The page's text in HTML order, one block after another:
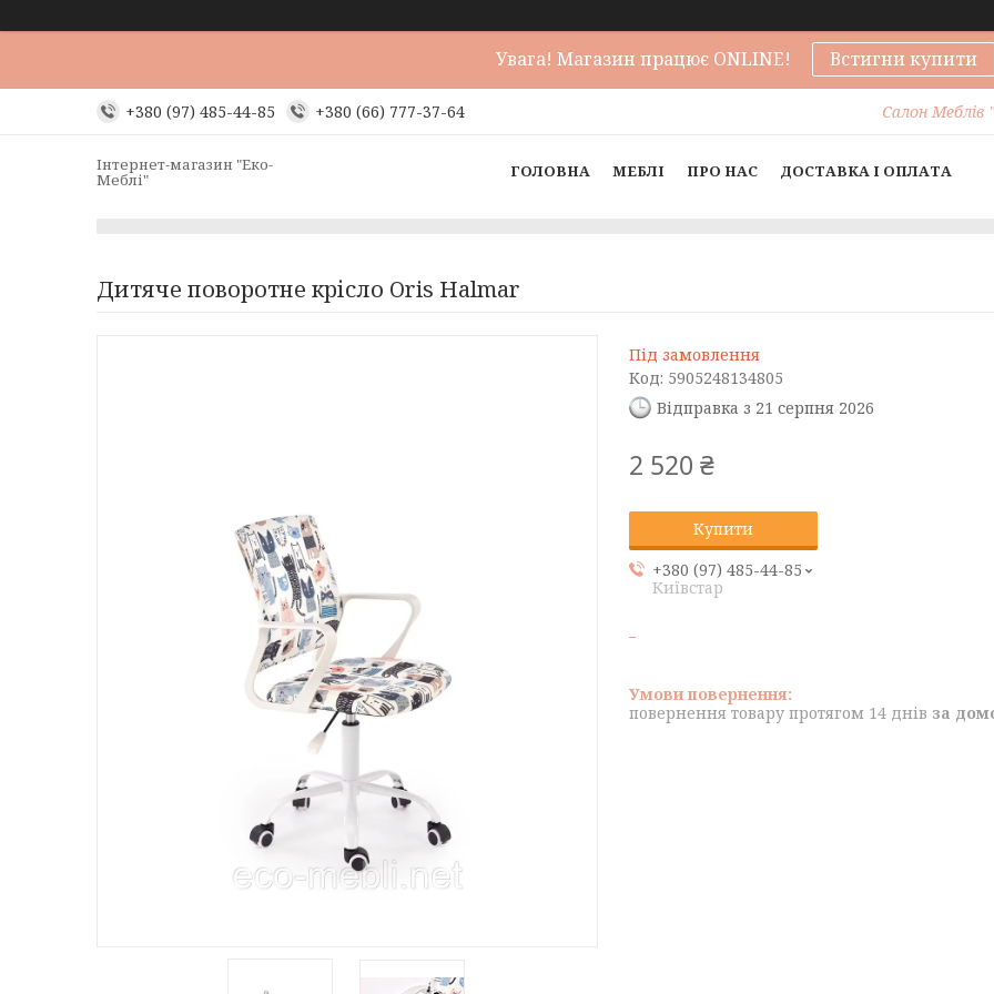
Увага! Магазин працює ONLINE! Встигни купити
+380 (97) 485-44-85 +380 (66) 777-37-64 Салон Меблів
Інтернет-магазин "Еко-
Меблі" ГОЛОВНА МЕБЛІ ПРО НАС ДОСТАВКА І ОПЛАТА
Дитяче поворотне крісло Oris Halmar
Під замовлення
Код: 5905248134805
Відправка з 21 серпня 2026
2 520 ₴
Купити
+380 (97) 485-44-85
Київстар
повернення товару протягом 14 днів за